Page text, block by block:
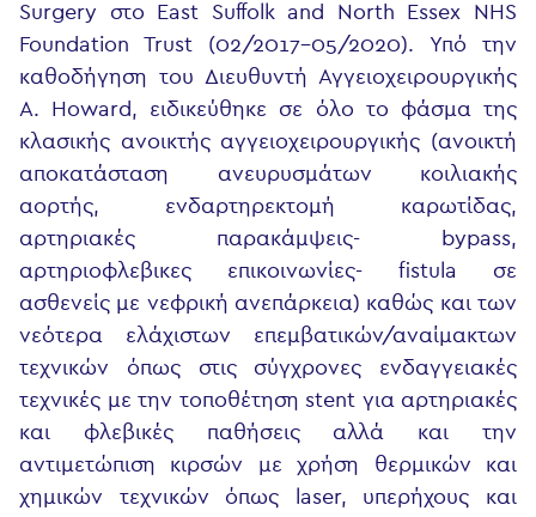
Surgery στο East Suffolk and North Essex NHS
Foundation Trust (02/2017-05/2020). Υπό την
καθοδήγηση του Διευθυντή Αγγειοχειρουργικής
A. Howard, ειδικεύθηκε σε όλο το φάσμα της
κλασικής ανοικτής αγγειοχειρουργικής (ανοικτή
αποκατάσταση ανευρυσμάτων κοιλιακής
αορτής, ενδαρτηρεκτομή καρωτίδας,
αρτηριακές παρακάμψεις- bypass,
αρτηριοφλεβικες επικοινωνίες- fistula σε
ασθενείς με νεφρική ανεπάρκεια) καθώς και των
νεότερα ελάχιστων επεμβατικών/αναίμακτων
τεχνικών όπως στις σύγχρονες ενδαγγειακές
τεχνικές με την τοποθέτηση stent για αρτηριακές
και φλεβικές παθήσεις αλλά και την
αντιμετώπιση κιρσών με χρήση θερμικών και
χημικών τεχνικών όπως laser, υπερήχους και